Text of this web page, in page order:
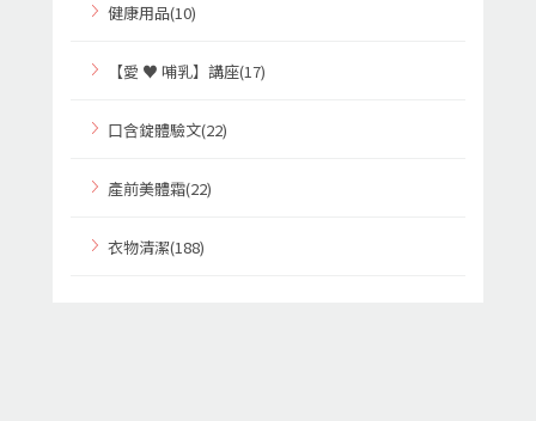
健康用品(10)
【愛 ♥ 哺乳】講座(17)
口含錠體驗文(22)
產前美體霜(22)
衣物清潔(188)